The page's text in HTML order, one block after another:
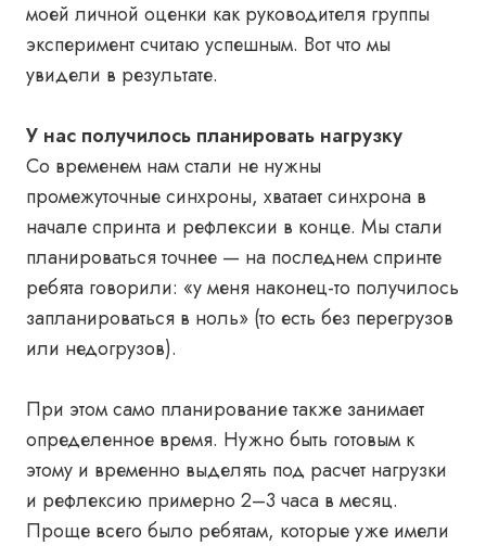
моей личной оценки как руководителя группы
эксперимент считаю успешным. Вот что мы
увидели в результате.
У нас получилось планировать нагрузку
Со временем нам стали не нужны
промежуточные синхроны, хватает синхрона в
начале спринта и рефлексии в конце. Мы стали
планироваться точнее — на последнем спринте
ребята говорили: «у меня наконец-то получилось
запланироваться в ноль» (то есть без перегрузов
или недогрузов).
При этом само планирование также занимает
определенное время. Нужно быть готовым к
этому и временно выделять под расчет нагрузки
и рефлексию примерно 2–3 часа в месяц.
Проще всего было ребятам, которые уже имели